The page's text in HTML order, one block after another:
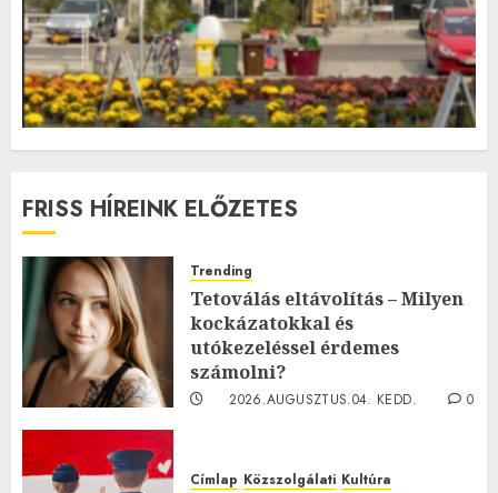
FRISS HÍREINK ELŐZETES
Trending
Tetoválás eltávolítás – Milyen
kockázatokkal és
utókezeléssel érdemes
számolni?
2026.AUGUSZTUS.04. KEDD.
0
Címlap Közszolgálati Kultúra